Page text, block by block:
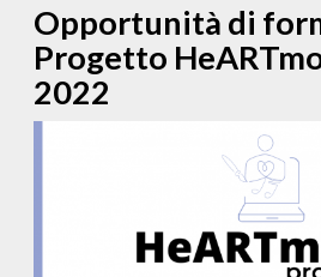
Opportunità di
Progetto
2022